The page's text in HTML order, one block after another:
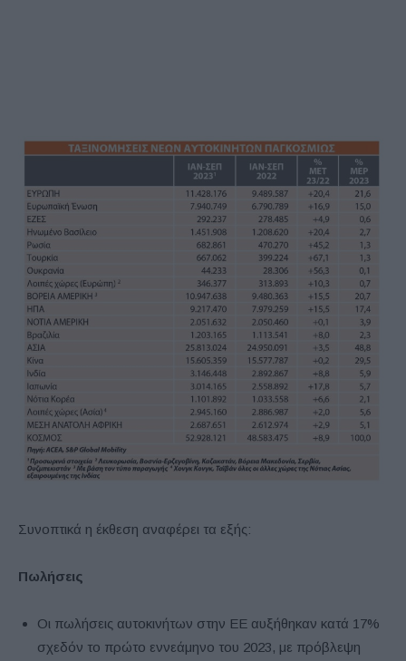
Συνοπτικά η έκθεση αναφέρει τα εξής:
Πωλήσεις
Οι πωλήσεις αυτοκινήτων στην ΕΕ αυξήθηκαν κατά 17%
σχεδόν το πρώτο εννεάμηνο του 2023, με πρόβλεψη